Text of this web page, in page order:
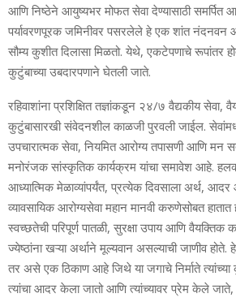
आणि निष्ठेने आयुष्यभर मोफत सेवा देण्यासाठी
पर्यावरणपूरक जमिनीवर पसरलेले हे एक शांत नंदनवन
सौम्य कुशीत दिलासा मिळतो. येथे, एकटेपणाचे रूपांतर
कुटुंबाच्या उबदारपणाने घेतली जाते.
रहिवाशांना प्रशिक्षित तज्ञांकडून २४/७ वैद्यकीय
कुटुंबासारखी संवेदनशील काळजी पुरवली जाईल.
उपचारात्मक सेवा, नियमित आरोग्य तपासणी आणि मन
मनोरंजक सांस्कृतिक कार्यक्रम यांचा समावेश आहे.
आध्यात्मिक मेळाव्यांपर्यंत, प्रत्येक दिवसाला अर्थ,
व्यावसायिक आरोग्यसेवा महान मानवी करुणेसोबत
स्वच्छतेची परिपूर्ण पातळी, सुरक्षा उपाय आणि
ज्येष्ठांना खऱ्या अर्थाने मूल्यवान असल्याची जाणीव
तर असे एक ठिकाण आहे जिथे या जगाचे निर्माते
त्यांचा आदर केला जातो आणि त्यांच्यावर प्रेम केले जाते,